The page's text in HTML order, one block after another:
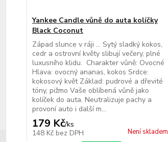
Yankee Candle vůně do auta kolíčky
Black Coconut
Západ slunce v ráji ... Sytý sladký kokos,
cedr a ostrovní květy slibují večery, plné
luxusního klidu. Charakter vůně: Ovocné
Hlava: ovocný ananas, kokos Srdce:
kokosový květ Základ: pudrové a dřevité
tóny, pižmo Vaše oblíbená vůně jako
kolíček do auta. Neutralizuje pachy a
provoní auto i další m...
179 Kč/ks
148 Kč bez DPH Není skladem